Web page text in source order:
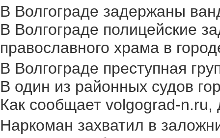
В Волгограде задержаны
В Волгограде полицейские
православного храма в
В Волгограде преступная
В один из районных судов
Как сообщает volgograd-
Наркоман захватил в